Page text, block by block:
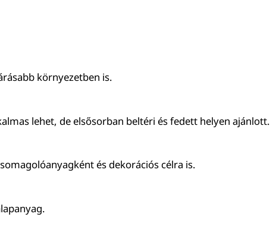
környezetben is.
lehet, de elsősorban beltéri és fedett helyen ajánlott.
és dekorációs célra is.